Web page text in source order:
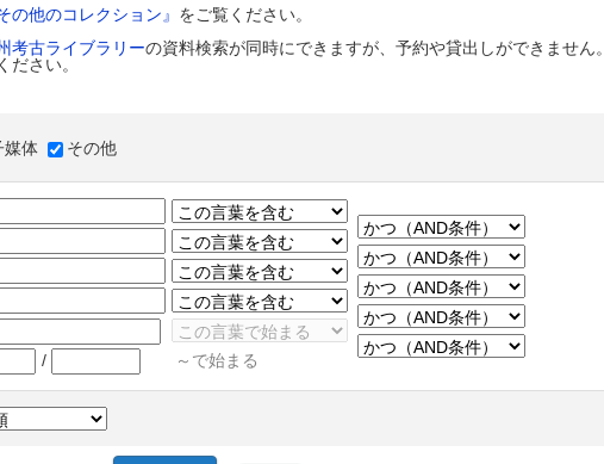
の他のコレクション』 をご覧ください。
考古ライブラリーの資料検索が同時にできますが、予約や貸出しができません。
さい。
媒体 その他
/ ～で始まる